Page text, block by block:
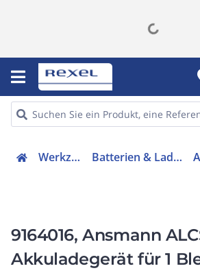
Werkzeuge Batterien & Ladegeräte
9164016, Ansmann
Akkuladegerät für 1